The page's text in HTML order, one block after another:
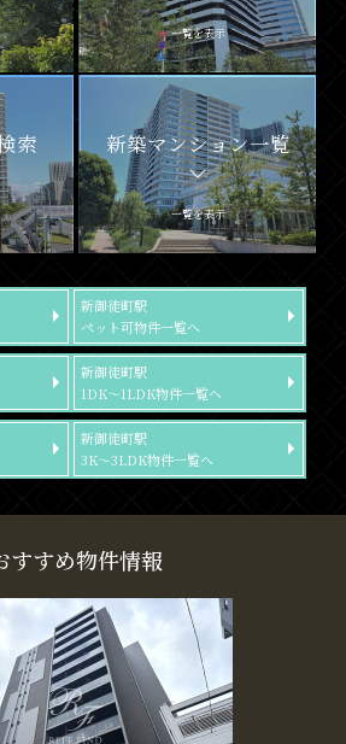
一覧を表示
索 新築マンション一覧
一覧を表示
新御徒町駅
ペット可物件一覧へ
新御徒町駅
1DK～1LDK物件一覧へ
新御徒町駅
3K～3LDK物件一覧へ
すすめ物件情報